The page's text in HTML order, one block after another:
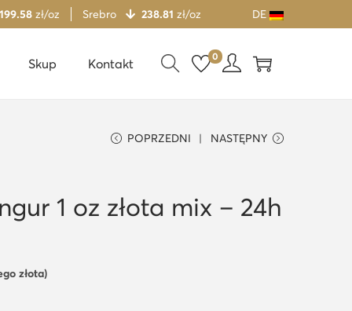
zł/oz Srebro 238.81 zł/oz DE
Skup Kontakt 0
POPRZEDNI NASTĘPNY
1 oz złota mix – 24h
złota)